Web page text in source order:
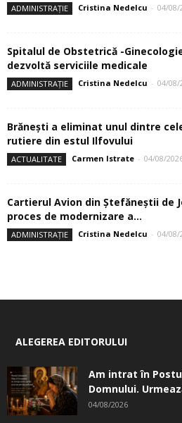
ADMINISTRAȚIE Cristina Nedelcu - 04/08/
Spitalul de Obstetrică -
dezvoltă serviciile medicale
ADMINISTRAȚIE Cristina Nedelcu - 04/08/
Brănești a eliminat unul dintre
rutiere din estul Ilfovului
ACTUALITATE Carmen Istrate - 04/08/
Cartierul Avion din Ştefăneştii de
proces de modernizare a...
ADMINISTRAȚIE Cristina Nedelcu - 04/08/
ALEGEREA EDITORULUI
Am intrat în
Domnului.
04/08/2026